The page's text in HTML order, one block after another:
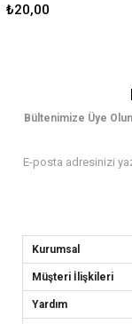
₺20,00
Bültenimize Üye
Kurumsal
Müşteri İlişkileri
Yardım